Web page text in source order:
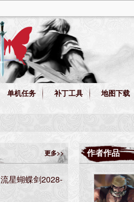
单机任务 补丁工具 地图下载
作者作品
更多>>
流星蝴蝶剑2028-